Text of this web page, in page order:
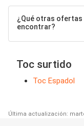
¿Qué otras ofertas
encontrar?
Toc surtido
Toc Espadol
Última actualización: